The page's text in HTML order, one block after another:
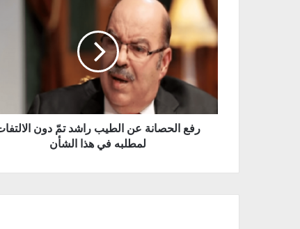
رفع الحصانة عن الطيب راشد تمّ دون
لمطلبه في هذا الشأن